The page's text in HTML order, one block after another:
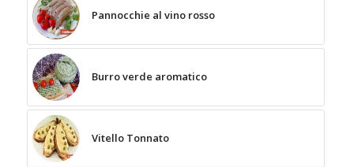
Pannocchie al vino rosso
Burro verde aromatico
Vitello Tonnato